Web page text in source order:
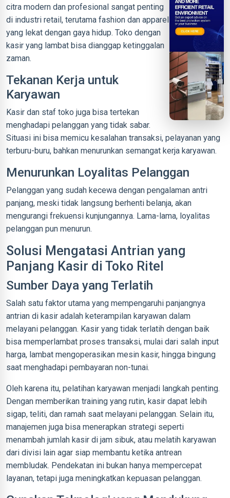
citra modern dan profesional sangat penting
di industri retail, terutama fashion dan apparel
yang lekat dengan gaya hidup. Toko dengan
kasir yang lambat bisa dianggap ketinggalan
zaman.
Tekanan Kerja untuk
Karyawan
Kasir dan staf toko juga bisa tertekan
menghadapi pelanggan yang tidak sabar.
Situasi ini bisa memicu kesalahan transaksi, pelayanan yang
terburu-buru, bahkan menurunkan semangat kerja karyawan.
Menurunkan Loyalitas Pelanggan
Pelanggan yang sudah kecewa dengan pengalaman antri
panjang, meski tidak langsung berhenti belanja, akan
mengurangi frekuensi kunjungannya. Lama-lama, loyalitas
pelanggan pun menurun.
Solusi Mengatasi Antrian yang
Panjang Kasir di Toko Ritel
Sumber Daya yang Terlatih
Salah satu faktor utama yang mempengaruhi panjangnya
antrian di kasir adalah keterampilan karyawan dalam
melayani pelanggan. Kasir yang tidak terlatih dengan baik
bisa memperlambat proses transaksi, mulai dari salah input
harga, lambat mengoperasikan mesin kasir, hingga bingung
saat menghadapi pembayaran non-tunai.
Oleh karena itu, pelatihan karyawan menjadi langkah penting.
Dengan memberikan training yang rutin, kasir dapat lebih
sigap, teliti, dan ramah saat melayani pelanggan. Selain itu,
manajemen juga bisa menerapkan strategi seperti
menambah jumlah kasir di jam sibuk, atau melatih karyawan
dari divisi lain agar siap membantu ketika antrean
membludak. Pendekatan ini bukan hanya mempercepat
layanan, tetapi juga meningkatkan kepuasan pelanggan.